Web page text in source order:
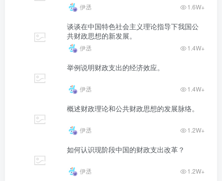
伊丞 1.6W+
谈谈在中国特色社会主义理论指导下我国公
共财政思想的新发展。
伊丞 1.4W+
举例说明财政支出的经济效应。
伊丞 1.4W+
概述财政理论和公共财政思想的发展脉络。
伊丞 1.2W+
如何认识现阶段中国的财政支出改革？
伊丞 1.2W+